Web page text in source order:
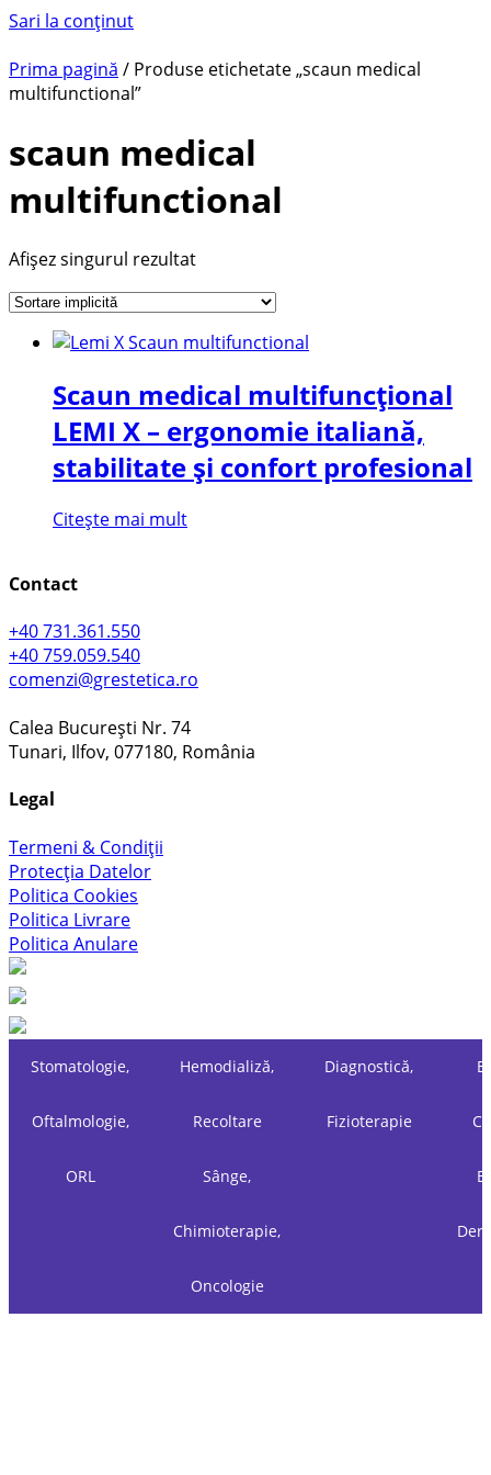
Sari la conținut
Prima pagină / Produse etichetate „scaun medical
multifunctional”
scaun medical
multifunctional
Afișez singurul rezultat
Scaun medical multifuncțional
LEMI X – ergonomie italiană,
stabilitate și confort profesional
Citește mai mult
Contact
+40 731.361.550
+40 759.059.540
comenzi@grestetica.ro
Calea București Nr. 74
Tunari, Ilfov, 077180, România
Legal
Termeni & Condiții
Protecția Datelor
Politica Cookies
Politica Livrare
Politica Anulare
Stomatologie,
Oftalmologie,
ORL
Hemodializă,
Recoltare
Sânge,
Chimioterapie,
Oncologie
Diagnostică,
Fizioterapie